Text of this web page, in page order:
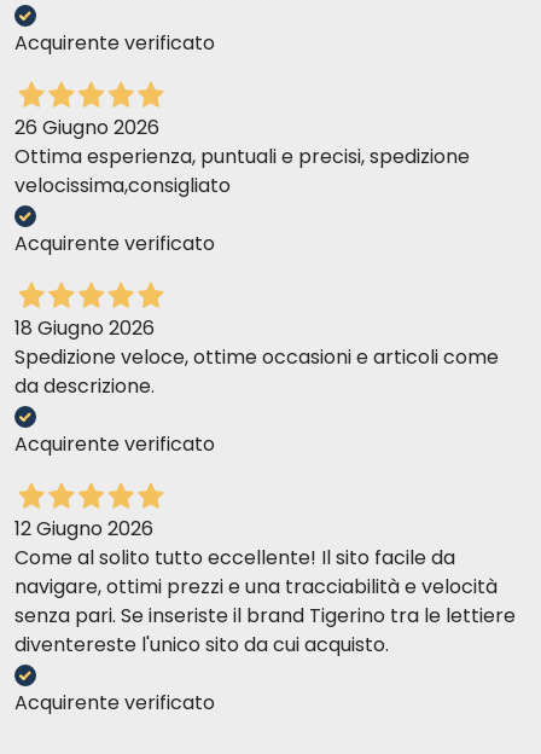
Acquirente verificato
26 Giugno 2026
Ottima esperienza, puntuali e precisi, spedizione
velocissima,consigliato
Acquirente verificato
18 Giugno 2026
Spedizione veloce, ottime occasioni e articoli come
da descrizione.
Acquirente verificato
12 Giugno 2026
Come al solito tutto eccellente! Il sito facile da
navigare, ottimi prezzi e una tracciabilità e velocità
senza pari. Se inseriste il brand Tigerino tra le lettiere
diventereste l'unico sito da cui acquisto.
Acquirente verificato